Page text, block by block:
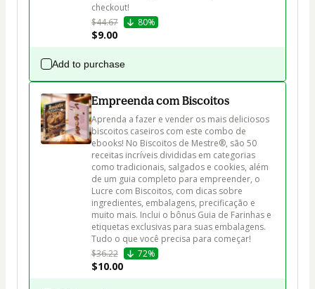
$44.67
80%
$9.00
Add to purchase
Empreenda com Biscoitos
Aprenda a fazer e vender os mais deliciosos
biscoitos caseiros com este combo de
ebooks! No Biscoitos de Mestre®, são 50
receitas incríveis divididas em categorias
como tradicionais, salgados e cookies, além
de um guia completo para empreender, o
Lucre com Biscoitos, com dicas sobre
ingredientes, embalagens, precificação e
muito mais. Inclui o bônus Guia de Farinhas e
etiquetas exclusivas para suas embalagens.
$36.22
72%
$10.00